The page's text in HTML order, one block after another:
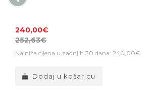
240,00€
252,63€
Najniža cijena u zadnjih 30 dana: 240,00€
Dodaj u košaricu